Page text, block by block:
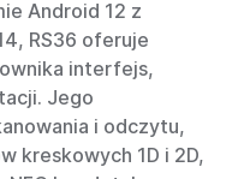
Android 12 z
RS36 oferuje
interfejs,
Jego
i odczytu,
kreskowych 1D i 2D,